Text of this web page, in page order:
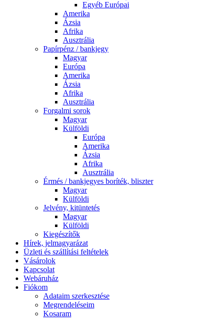
Egyéb Európai
Amerika
Ázsia
Afrika
Ausztrália
Papírpénz / bankjegy
Magyar
Európa
Amerika
Ázsia
Afrika
Ausztrália
Forgalmi sorok
Magyar
Külföldi
Európa
Amerika
Ázsia
Afrika
Ausztrália
Érmés / bankjegyes boríték, bliszter
Magyar
Külföldi
Jelvény, kitüntetés
Magyar
Külföldi
Kiegészítők
Hírek, jelmagyarázat
Üzleti és szállítási feltételek
Vásárolok
Kapcsolat
Webáruház
Fiókom
Adataim szerkesztése
Megrendeléseim
Kosaram